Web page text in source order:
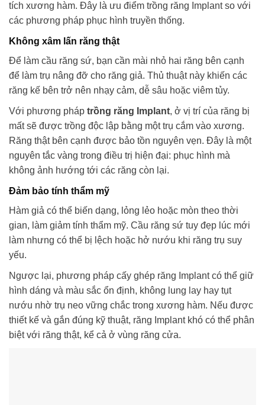
tích xương hàm. Đây là ưu điểm trồng răng Implant so với
các phương pháp phục hình truyền thống.
Không xâm lấn răng thật
Để làm cầu răng sứ, bạn cần mài nhỏ hai răng bên cạnh
để làm trụ nâng đỡ cho răng giả. Thủ thuật này khiến các
răng kế bên trở nên nhạy cảm, dễ sâu hoặc viêm tủy.
Với phương pháp trồng răng Implant, ở vị trí của răng bị
mất sẽ được trồng độc lập bằng một trụ cắm vào xương.
Răng thật bên cạnh được bảo tồn nguyên vẹn. Đây là một
nguyên tắc vàng trong điều trị hiện đại: phục hình mà
không ảnh hướng tới các răng còn lại.
Đảm bảo tính thẩm mỹ
Hàm giả có thể biến dạng, lỏng lẻo hoặc mòn theo thời
gian, làm giảm tính thẩm mỹ. Cầu răng sứ tuy đẹp lúc mới
làm nhưng có thể bị lệch hoặc hở nướu khi răng trụ suy
yếu.
Ngược lại, phương pháp cấy ghép răng Implant có thể giữ
hình dáng và màu sắc ổn định, không lung lay hay tụt
nướu nhờ trụ neo vững chắc trong xương hàm. Nếu được
thiết kế và gắn đúng kỹ thuật, răng Implant khó có thể phân
biệt với răng thật, kể cả ở vùng răng cửa.